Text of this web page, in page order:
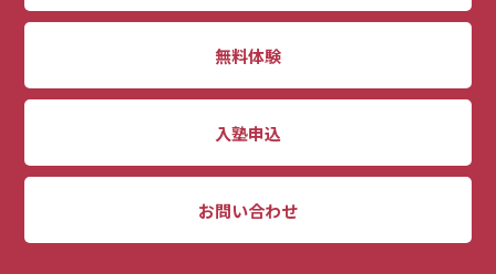
無料体験
入塾申込
お問い合わせ